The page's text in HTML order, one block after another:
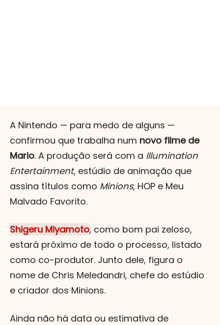
A Nintendo — para medo de alguns —
confirmou que trabalha num novo filme de
Mario. A produção será com a Illumination
Entertainment, estúdio de animação que
assina títulos como Minions, HOP e Meu
Malvado Favorito.
Shigeru Miyamoto, como bom pai zeloso,
estará próximo de todo o processo, listado
como co-produtor. Junto dele, figura o
nome de Chris Meledandri, chefe do estúdio
e criador dos Minions.
Ainda não há data ou estimativa de